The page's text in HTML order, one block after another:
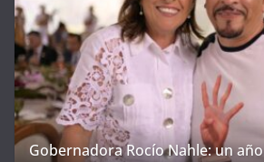
Gobernadora Rocío Nahle: un año